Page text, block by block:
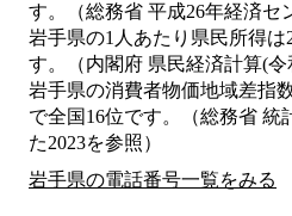
す。（総務省 平成26年経済セ
岩手県の1人あたり県民所得は
す。（内閣府 県民経済計算(令
岩手県の消費者物価地域差指
で全国16位です。（総務省 統
た2023を参照）
岩手県の電話番号一覧をみる